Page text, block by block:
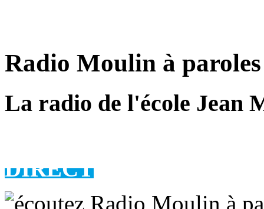
Radio Moulin à
La radio de l'école Jean
DIRECT